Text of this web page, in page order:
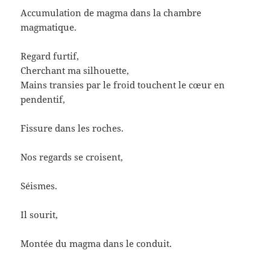
Accumulation de magma dans la chambre
magmatique.
Regard furtif,
Cherchant ma silhouette,
Mains transies par le froid touchent le cœur en
pendentif,
Fissure dans les roches.
Nos regards se croisent,
Séismes.
Il sourit,
Montée du magma dans le conduit.